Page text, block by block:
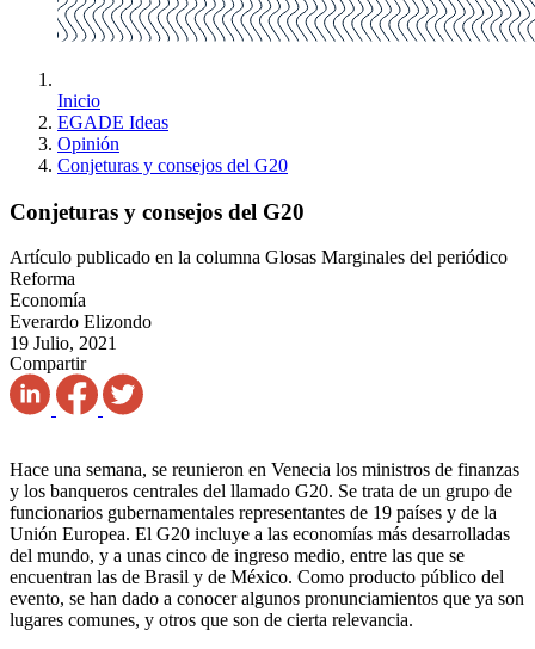
Inicio
EGADE Ideas
Opinión
Conjeturas y consejos del G20
Conjeturas y consejos del G20
Artículo publicado en la columna Glosas Marginales del periódico
Reforma
Economía
Everardo Elizondo
19 Julio, 2021
Compartir
Hace una semana, se reunieron en Venecia los ministros de finanzas
y los banqueros centrales del llamado G20. Se trata de un grupo de
funcionarios gubernamentales representantes de 19 países y de la
Unión Europea. El G20 incluye a las economías más desarrolladas
del mundo, y a unas cinco de ingreso medio, entre las que se
encuentran las de Brasil y de México. Como producto público del
evento, se han dado a conocer algunos pronunciamientos que ya son
lugares comunes, y otros que son de cierta relevancia.